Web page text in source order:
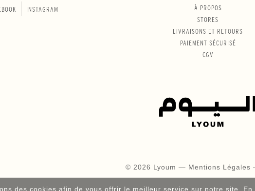
des cookies afin de vous offrir le meilleur service sur notre site. En
INSTAGRAM
À PROPOS
STORES
LIVRAISONS ET RETOURS
PAIEMENT SÉCURISÉ
CGV
© 2026 Lyoum — Mentions Légales